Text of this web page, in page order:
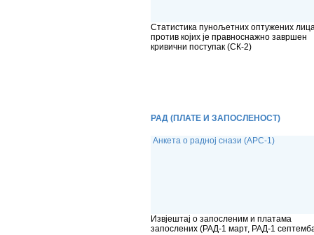
Статистика пунољетних оптужених
против којих је правноснажно завршен
кривични поступак (СК-2)
РАД (ПЛАТЕ И ЗАПОСЛЕНОСТ)
Анкета о радној снази (АРС-1)
Извјештај о запосленим и платама
запослених (РАД-1 март, РАД-1